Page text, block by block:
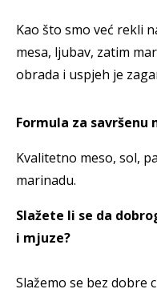
Kao što smo već rekli
mesa, ljubav, zatim
obrada i uspjeh je
Formula za savršenu
Kvalitetno meso, sol,
marinadu.
Slažete li se da
i mjuze?
Slažemo se bez dobre